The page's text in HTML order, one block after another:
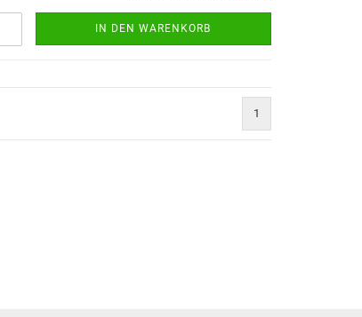
IN DEN WARENKORB
1